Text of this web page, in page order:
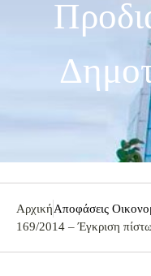
ΑρχικήΑποφάσεις
169/2014 – Έγκριση